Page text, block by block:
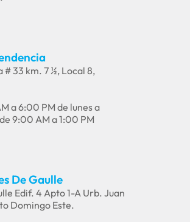
# 33 km. 7 ½, Local 8,
a 6:00 PM de lunes a
9:00 AM a 1:00 PM
De Gaulle
Edif. 4 Apto 1-A Urb. Juan
Domingo Este.